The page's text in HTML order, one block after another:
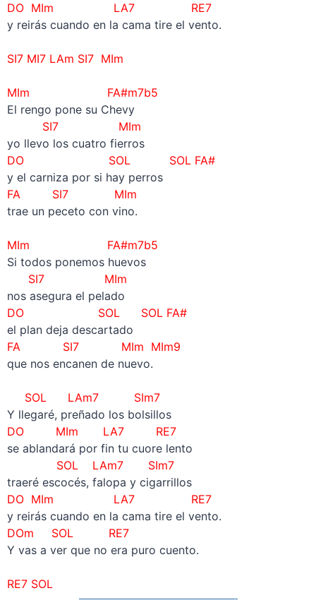
DO MIm LA7 RE7
y reirás cuando en la cama tire el vento.
SI7 MI7 LAm SI7 MIm
MIm FA#m7b5
El rengo pone su Chevy
SI7MIm
yo llevo los cuatro fierros
DO SOL
SOL FA#
y el carniza por si hay perros
FA SI7MIm
trae un peceto con vino.
MIm FA#m7b5
Si todos ponemos huevos
SI7MIm
nos asegura el pelado
DO SOL
SOL FA#
el plan deja descartado
FA SI7MIm MIm9
que nos encanen de nuevo.
SOL LAm7 SIm7
Y llegaré, preñado los bolsillos
DO MIm LA7 RE7
se ablandará por fin tu cuore lento
SOL LAm7 SIm7
traeré escocés, falopa y cigarrillos
DO MIm LA7 RE7
y reirás cuando en la cama tire el vento.
DOm SOL RE7
Y vas a ver que no era puro cuento.
RE7 SOL
—————————————————-